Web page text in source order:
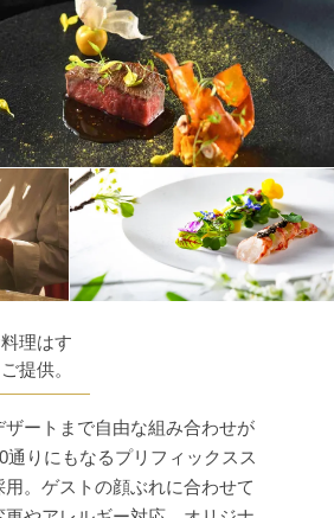
理はす
提供。
ザートまで自由な組み合わせが
通りにもなるプリフィックスス
用。ゲストの顔ぶれに合わせて